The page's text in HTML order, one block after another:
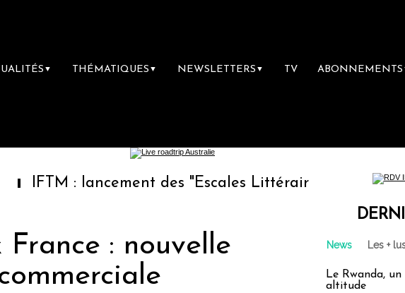
▼ THÉMATIQUES ▼ NEWSLETTERS ▼ TV ABONNEMENTS
: lancement des "Escales Littéraires", la première librairie
France : nouvelle
News Les +
Le Rwanda,
altitude